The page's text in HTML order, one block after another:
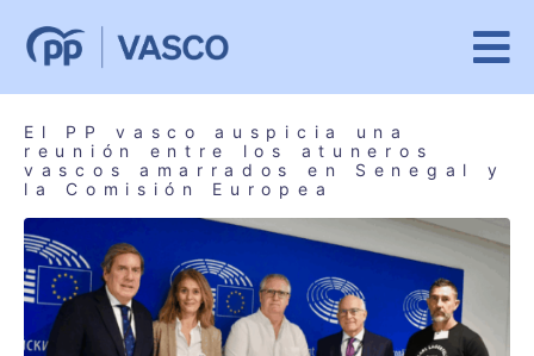
El PP vasco auspicia una
reunión entre los atuneros
vascos amarrados en Senegal y
la Comisión Europea